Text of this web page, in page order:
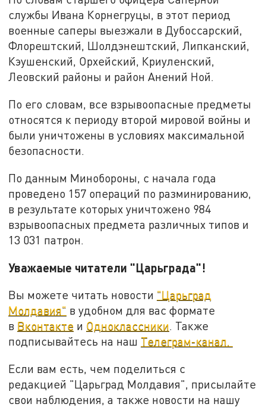
службы Ивана Корнегруцы, в этот период
военные саперы выезжали в Дубоссарский,
Флорештский, Шолдэнештский, Липканский,
Кэушенский, Орхейский, Криуленский,
Леовский районы и район Анений Ной.
По его словам, все взрывоопасные предметы
относятся к периоду второй мировой войны и
были уничтожены в условиях максимальной
безопасности.
По данным Минобороны, с начала года
проведено 157 операций по разминированию,
в результате которых уничтожено 984
взрывоопасных предмета различных типов и
13 031 патрон.
Уважаемые читатели "Царьграда"!
Вы можете читать новости "Царьград
Молдавия" в удобном для вас формате
в Вконтакте и Одноклассники. Также
подписывайтесь на наш Телеграм-канал.
Если вам есть, чем поделиться с
редакцией "Царьград Молдавия", присылайте
свои наблюдения, а также новости на нашу